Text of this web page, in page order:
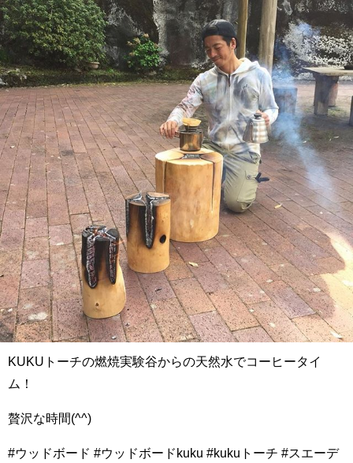
KUKUトーチの燃焼実験谷からの天然水でコーヒータイ
ム！
贅沢な時間(^^)
#ウッドボード #ウッドボードkuku #kukuトーチ #スエーデ